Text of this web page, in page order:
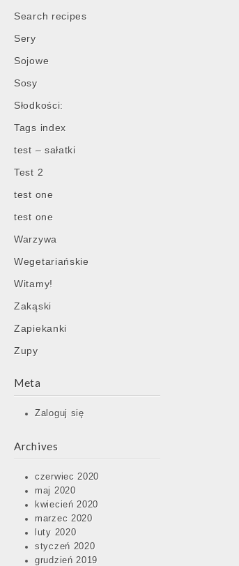
Search recipes
Sery
Sojowe
Sosy
Słodkości:
Tags index
test – sałatki
Test 2
test one
test one
Warzywa
Wegetariańskie
Witamy!
Zakąski
Zapiekanki
Zupy
Meta
Zaloguj się
Archives
czerwiec 2020
maj 2020
kwiecień 2020
marzec 2020
luty 2020
styczeń 2020
grudzień 2019